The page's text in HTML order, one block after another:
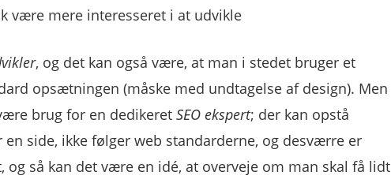
være mere interesseret i at udvikle
, og det kan også være, at man i stedet bruger et
opsætningen (måske med undtagelse af design). Men
brug for en dedikeret SEO ekspert; der kan opstå
side, ikke følger web standarderne, og desværre er
så kan det være en idé, at overveje om man skal få lidt